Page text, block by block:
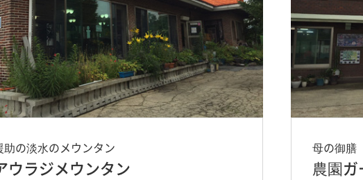
助の淡水のメウンタン
ウラジメウンタン
母の御膳
農園